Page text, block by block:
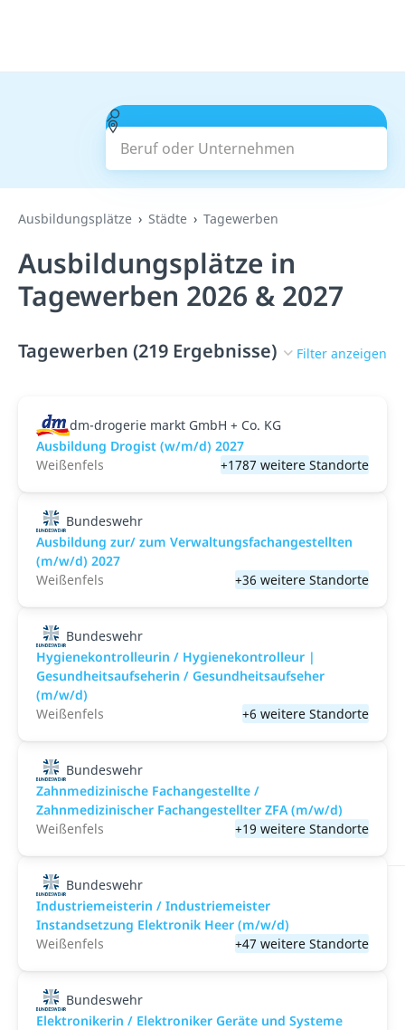
Beruf oder Unternehmen
Suchen
Ausbildungsplätze Städte Tagewerben
Ausbildungsplätze in
Tagewerben 2026 & 2027
Tagewerben (219 Ergebnisse) Filter anzeigen
dm-drogerie markt GmbH + Co. KG
Ausbildung Drogist (w/m/d) 2027
Weißenfels
+1787 weitere Standorte
Bundeswehr
Ausbildung zur/ zum Verwaltungsfachangestellten
(m/w/d) 2027
Weißenfels
+36 weitere Standorte
Bundeswehr
Hygienekontrolleurin / Hygienekontrolleur |
Gesundheitsaufseherin / Gesundheitsaufseher
(m/w/d)
Weißenfels
+6 weitere Standorte
Bundeswehr
Zahnmedizinische Fachangestellte /
Zahnmedizinischer Fachangestellter ZFA (m/w/d)
Weißenfels
+19 weitere Standorte
Bundeswehr
Industriemeisterin / Industriemeister
Instandsetzung Elektronik Heer (m/w/d)
Weißenfels
+47 weitere Standorte
Bundeswehr
Elektronikerin / Elektroniker Geräte und Systeme